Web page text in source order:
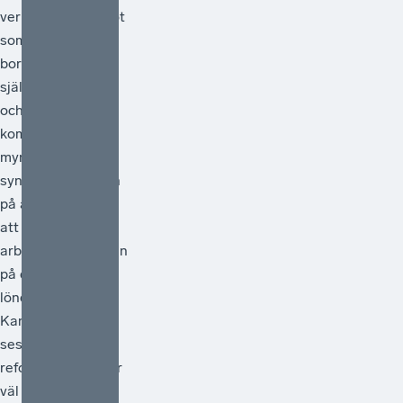
verklighet av något
som egentligen
borde vara en
självklarhet. Från
och med 1 juli
kommer statliga
myndigheter
synliggöra skatten
på arbete genom
att redovisa
arbetsgivaravgiften
på de anställdas
lönebesked.
Kanske kan detta
ses som en liten
reform, men den är
väl så viktig.